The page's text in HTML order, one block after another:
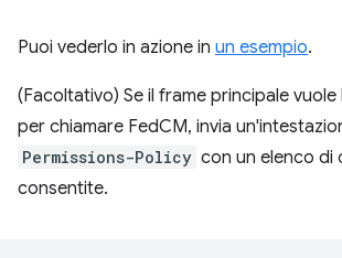
Puoi vederlo in azione in un esempio.
(Facoltativo) Se il frame principale vuole
per chiamare FedCM, invia
Permissions-Policy con un elenco di
consentite.